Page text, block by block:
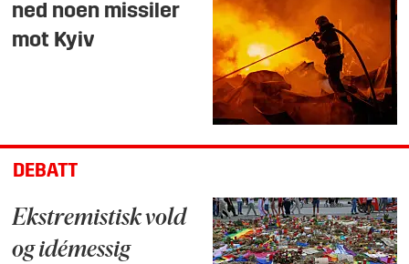
ned noen missiler
mot Kyiv
DEBATT
Ekstremistisk vold
og idémessig